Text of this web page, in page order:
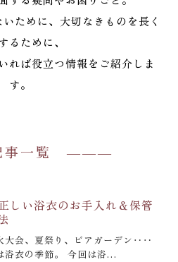
ために、大切なきものを長く
るために、
れば役立つ情報をご紹介しま
す。
事一覧
しい浴衣のお手入れ＆保管
大会、夏祭り、ビアガーデン‥‥
浴衣の季節。 今回は浴…